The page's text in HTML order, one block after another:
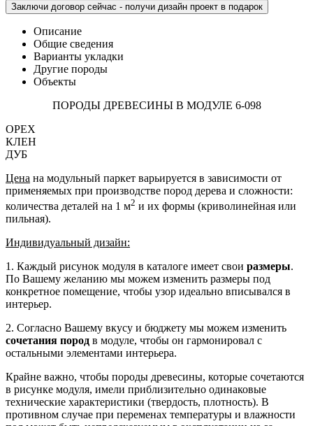
Заключи договор сейчас - получи дизайн проект в подарок
Описание
Общие сведения
Варианты укладки
Другие породы
Объекты
ПОРОДЫ ДРЕВЕСИНЫ В МОДУЛЕ 6-098
ОРЕХ
КЛЕН
ДУБ
Цена на модульный паркет варьируется в зависимости от
применяемых при производстве пород дерева и сложности:
количества деталей на 1 м2 и их формы (криволинейная или
пильная).
Индивидуальный дизайн:
1. Каждый рисунок модуля в каталоге имеет свои размеры.
По Вашему желанию мы можем изменить размеры под
конкретное помещение, чтобы узор идеально вписывался в
интерьер.
2. Согласно Вашему вкусу и бюджету мы можем изменить
сочетания пород в модуле, чтобы он гармонировал с
остальными элементами интерьера.
Крайне важно, чтобы породы древесины, которые сочетаются
в рисунке модуля, имели приблизительно одинаковые
технические характеристики (твердость, плотность). В
противном случае при переменах температуры и влажности